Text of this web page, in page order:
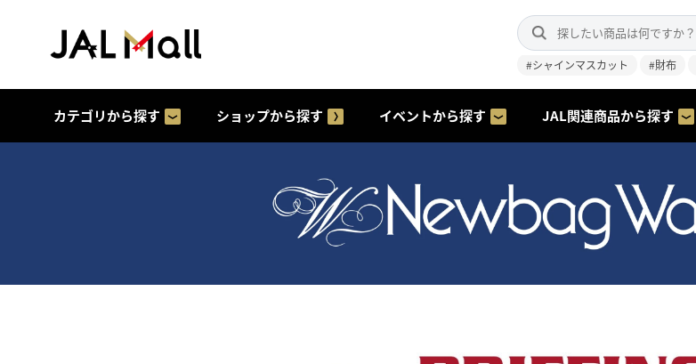
#シャインマスカット #財布
カテゴリから探す ショップから探す イベントから探す JAL関連商品から探す